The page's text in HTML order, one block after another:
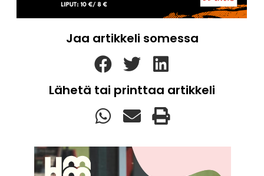
Jaa artikkeli somessa
Lähetä tai printtaa artikkeli